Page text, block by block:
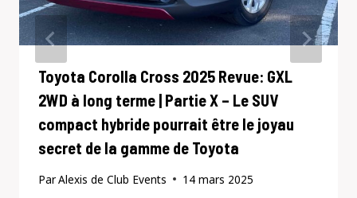
Toyota Corolla Cross 2025 Revue: GXL
2WD à long terme | Partie X – Le SUV
compact hybride pourrait être le joyau
secret de la gamme de Toyota
ParAlexis de Club Events 14 mars 2025